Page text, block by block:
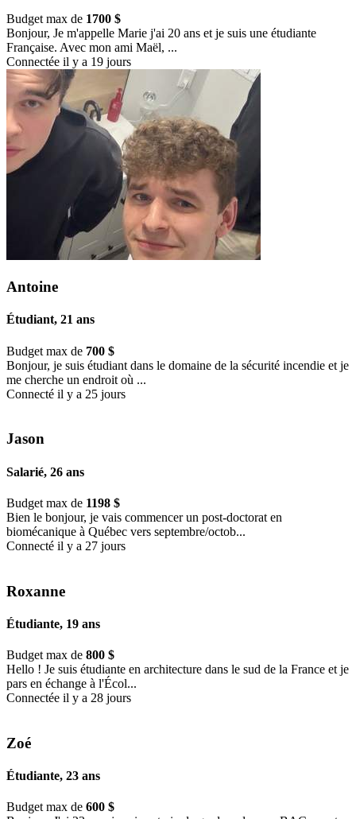
Budget max de 1700 $
Bonjour, Je m'appelle Marie j'ai 20 ans et je suis une étudiante
Française. Avec mon ami Maël, ...
Connectée il y a 19 jours
Antoine
Étudiant, 21 ans
Budget max de 700 $
Bonjour, je suis étudiant dans le domaine de la sécurité incendie et je
me cherche un endroit où ...
Connecté il y a 25 jours
Jason
Salarié, 26 ans
Budget max de 1198 $
Bien le bonjour, je vais commencer un post-doctorat en
biomécanique à Québec vers septembre/octob...
Connecté il y a 27 jours
Roxanne
Étudiante, 19 ans
Budget max de 800 $
Hello ! Je suis étudiante en architecture dans le sud de la France et je
pars en échange à l'Écol...
Connectée il y a 28 jours
Zoé
Étudiante, 23 ans
Budget max de 600 $